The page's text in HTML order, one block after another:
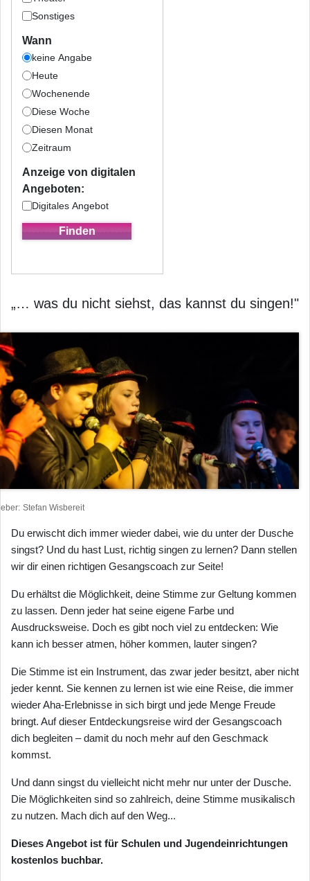
Sonstiges
Wann
keine Angabe
Heute
Wochenende
Diese Woche
Diesen Monat
Zeitraum
Anzeige von digitalen
Angeboten:
Digitales Angebot
„… was du nicht siehst, das kannst du singen!"
Stefan Wisbereit
Du erwischt dich immer wieder dabei, wie du unter der Dusche
singst? Und du hast Lust, richtig singen zu lernen? Dann stellen
wir dir einen richtigen Gesangscoach zur Seite!
Du erhältst die Möglichkeit, deine Stimme zur Geltung kommen
zu lassen. Denn jeder hat seine eigene Farbe und
Ausdrucksweise. Doch es gibt noch viel zu entdecken: Wie
kann ich besser atmen, höher kommen, lauter singen?
Die Stimme ist ein Instrument, das zwar jeder besitzt, aber nicht
jeder kennt. Sie kennen zu lernen ist wie eine Reise, die immer
wieder Aha-Erlebnisse in sich birgt und jede Menge Freude
bringt. Auf dieser Entdeckungsreise wird der Gesangscoach
dich begleiten – damit du noch mehr auf den Geschmack
kommst.
Und dann singst du vielleicht nicht mehr nur unter der Dusche.
Die Möglichkeiten sind so zahlreich, deine Stimme musikalisch
zu nutzen. Mach dich auf den Weg...
Dieses Angebot ist für Schulen und Jugendeinrichtungen
kostenlos buchbar.